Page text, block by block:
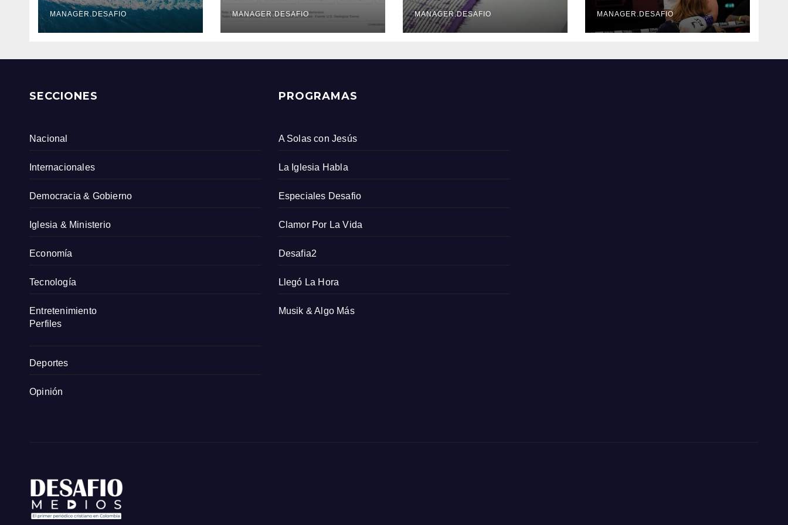
MANAGER.DESAFIO
Servicio Geológico
Colombiano
MANAGER.DESAFIO MANAGER.DESAFIO MANAGER.DESAFIO
SECCIONES
Nacional
Internacionales
Democracia & Gobierno
Iglesia & Ministerio
Economía
Tecnología
Entretenimiento
Perfiles
Deportes
Opinión
PROGRAMAS
A Solas con Jesús
La Iglesia Habla
Especiales Desafio
Clamor Por La Vida
Desafia2
Llegó La Hora
Musik & Algo Más